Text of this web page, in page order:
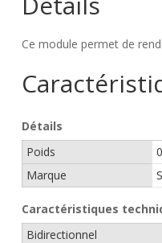
Ce module permet de
Détails
Poids
Marque
Caractéristiques
Bidirectionnel